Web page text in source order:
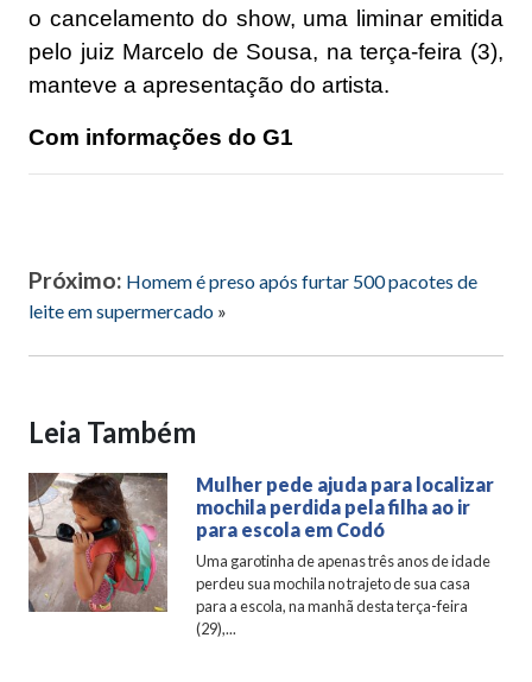
o cancelamento do show, uma liminar emitida
pelo juiz Marcelo de Sousa, na terça-feira (3),
manteve a apresentação do artista.
Com informações do G1
Próximo: Homem é preso após furtar 500 pacotes de
leite em supermercado »
Leia Também
Mulher pede ajuda para localizar
mochila perdida pela filha ao ir
para escola em Codó
Uma garotinha de apenas três anos de idade
perdeu sua mochila no trajeto de sua casa
para a escola, na manhã desta terça-feira
(29),...